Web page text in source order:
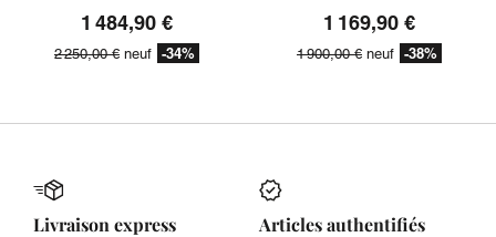
1 484,90 €
2 250,00 € neuf -34%
1 169,90 €
1 900,00 € neuf -38%
Livraison express Articles authentifiés